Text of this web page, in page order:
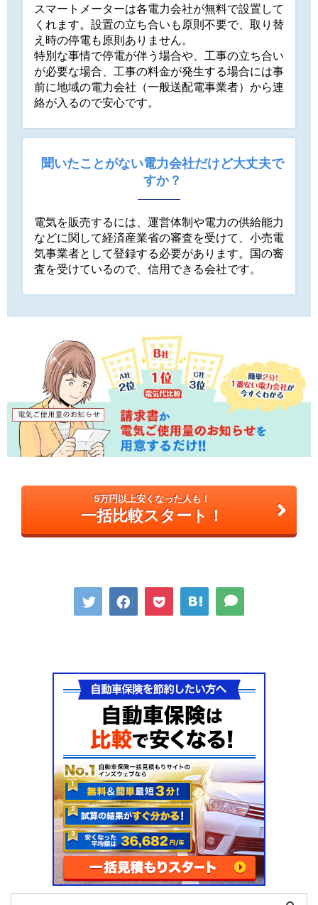
スマートメーターは各電力会社が無料で設置して
くれます。設置の立ち合いも原則不要で、取り替
え時の停電も原則ありません。
特別な事情で停電が伴う場合や、工事の立ち合い
が必要な場合、工事の料金が発生する場合には事
前に地域の電力会社（一般送配電事業者）から連
絡が入るので安心です。
聞いたことがない電力会社だけど大丈夫で
すか？
電気を販売するには、運営体制や電力の供給能力
などに関して経済産業省の審査を受けて、小売電
気事業者として登録する必要があります。国の審
査を受けているので、信用できる会社です。
5万円以上安くなった人も！
一括比較スタート！